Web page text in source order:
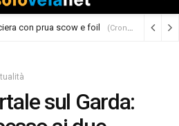
con prua scow e foil (Cronaca)
sul Garda: